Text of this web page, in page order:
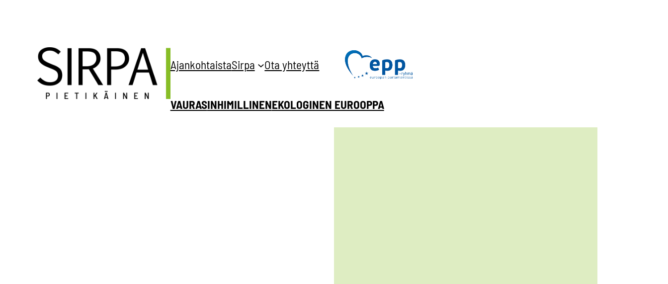
AjankohtaistaSirpa Ota yhteyttä
VAURASINHIMILLINENEKOLOGINEN EUROOPPA